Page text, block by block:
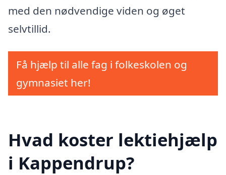
med den nødvendige viden og øget
selvtillid.
Få hjælp til alle fag i folkeskolen og
gymnasiet her!
Hvad koster lektiehjælp
i Kappendrup?